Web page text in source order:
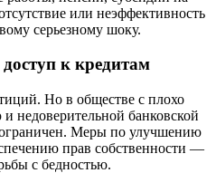
или неэффективность
серьезному шоку.
к кредитам
Но в обществе с плохо
недоверительной банковской
Меры по улучшению
прав собственности —
с бедностью.